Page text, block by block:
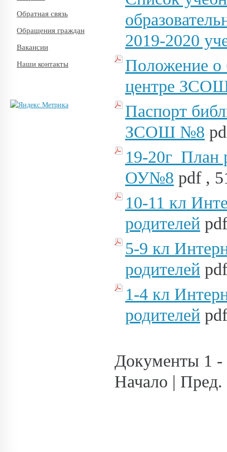
Обратная связь
Обращения граждан
Вакансии
Наши контакты
2019-2020
Положение о
центре
Паспорт
ЗСОШ №8
19-20г_План
ОУ№8 pdf ,
10-11 кл
родителей
5-9 кл
родителей
1-4 кл
родителей
Документы 1 -
Начало |